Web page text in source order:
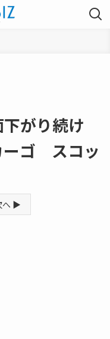
下がり続け
ーゴ スコッ
へ ▶